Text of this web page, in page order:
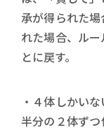
承が得られた
れた場合、ル
とに戻す。
・４体しかい
半分の２体ず